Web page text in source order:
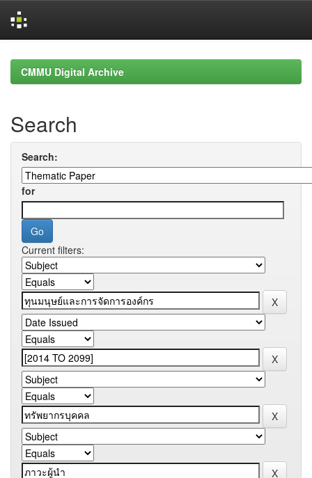
navigationCMMU Digital Archive
Search
Search:
for
Current filters: